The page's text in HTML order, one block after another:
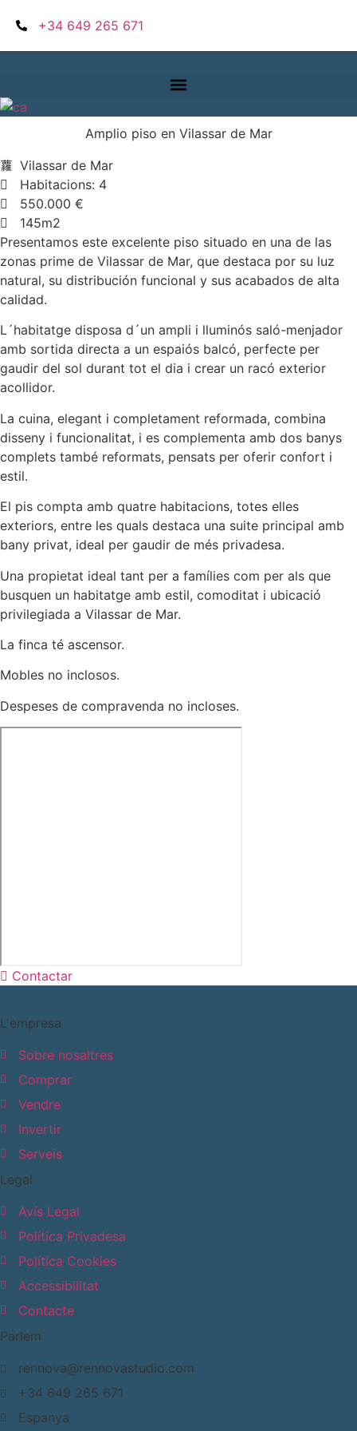
contingut
+34 649 265 671
Amplio piso en Vilassar de Mar
Vilassar de Mar
Habitacions: 4
550.000 €
145m2
Presentamos este excelente piso situado en una de las
zonas prime de Vilassar de Mar, que destaca por su luz
natural, su distribución funcional y sus acabados de alta
calidad.
L´habitatge disposa d´un ampli i lluminós saló-menjador
amb sortida directa a un espaiós balcó, perfecte per
gaudir del sol durant tot el dia i crear un racó exterior
acollidor.
La cuina, elegant i completament reformada, combina
disseny i funcionalitat, i es complementa amb dos banys
complets també reformats, pensats per oferir confort i
estil.
El pis compta amb quatre habitacions, totes elles
exteriors, entre les quals destaca una suite principal amb
bany privat, ideal per gaudir de més privadesa.
Una propietat ideal tant per a famílies com per als que
busquen un habitatge amb estil, comoditat i ubicació
privilegiada a Vilassar de Mar.
La finca té ascensor.
Mobles no inclosos.
Despeses de compravenda no incloses.
Contactar
L'empresa
Sobre nosaltres
Comprar
Vendre
Invertir
Serveis
Legal
Avís Legal
Política Privadesa
Política Cookies
Accessibilitat
Contacte
Parlem
rennova@rennovastudio.com
+34 649 265 671
Espanya